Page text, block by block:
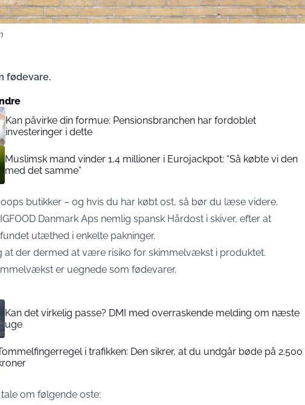
fødevare.
Kan påvirke din formue: Pensionsbranchen har fordoblet
investeringer i dette
Muslimsk mand vinder 1,4 millioner i Eurojackpot: “Så købte vi den
med det samme”
butikker – og hvis du har købt ost, så bør du læse videre.
Danmark Aps nemlig spansk Hårdost i skiver, efter at
utæthed i enkelte pakninger.
at der dermed at være risiko for skimmelvækst i produktet.
er uegnede som fødevarer.
Kan det virkelig passe? DMI med overraskende melding om næste
uge
i trafikken: Den sikrer, at du undgår bøde på 2.500
om følgende oste: